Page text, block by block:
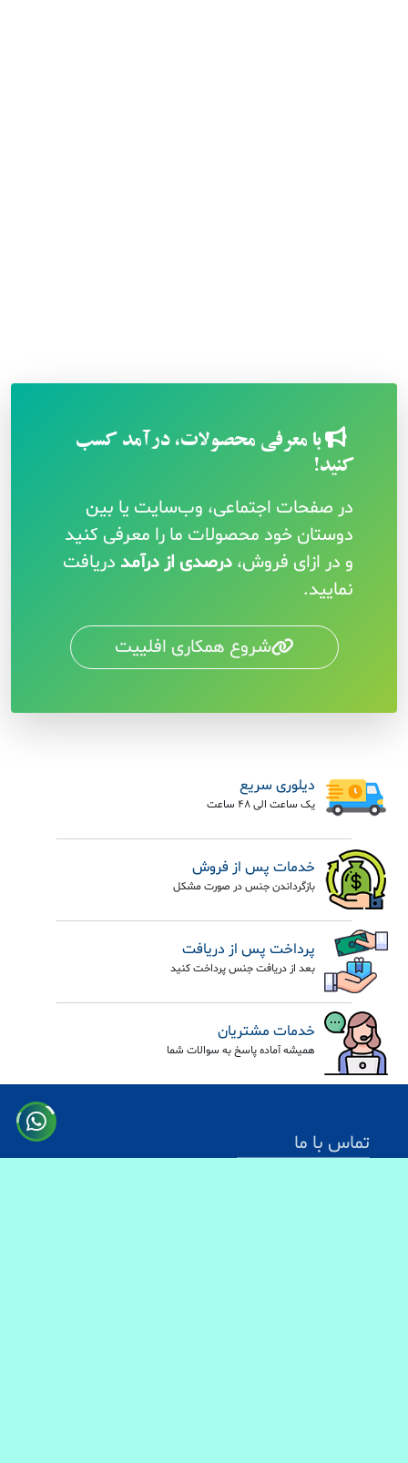
با معرفی محصولات، درآمد کسب
کنید!
در صفحات اجتماعی، وب‌سایت یا بین
دوستان خود محصولات ما را معرفی کنید
و در ازای فروش، درصدی از درآمد دریافت
نمایید.
شروع همکاری افلییت
دیلوری سریع
یک ساعت الی 48 ساعت
خدمات پس از فروش
بازگرداندن جنس در صورت مشکل
پرداخت پس از دریافت
بعد از دریافت جنس پرداخت کنید
خدمات مشتریان
همیشه آماده پاسخ به سوالات شما
تماس با ما